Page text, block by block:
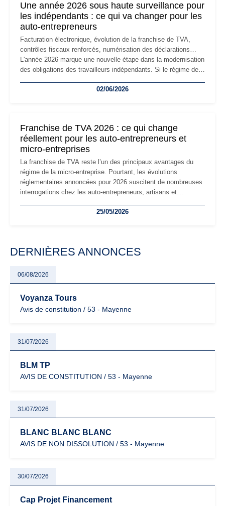
Une année 2026 sous haute surveillance pour
les indépendants : ce qui va changer pour les
auto-entrepreneurs
Facturation électronique, évolution de la franchise de TVA,
contrôles fiscaux renforcés, numérisation des déclarations…
L'année 2026 marque une nouvelle étape dans la modernisation
des obligations des travailleurs indépendants. Si le régime de
les auto-entrepreneurs devront s'adapter à un environnement
02/06/2026
Franchise de TVA 2026 : ce qui change
réellement pour les auto-entrepreneurs et
micro-entreprises
La franchise de TVA reste l’un des principaux avantages du
régime de la micro-entreprise. Pourtant, les évolutions
réglementaires annoncées pour 2026 suscitent de nombreuses
interrogations chez les auto-entrepreneurs, artisans et
facturation ou risque de bascule vers la TVA : les règles
25/05/2026
DERNIÈRES ANNONCES
06/08/2026
Voyanza Tours
Avis de constitution / 53 - Mayenne
31/07/2026
BLM TP
AVIS DE CONSTITUTION / 53 - Mayenne
31/07/2026
BLANC BLANC BLANC
AVIS DE NON DISSOLUTION / 53 - Mayenne
30/07/2026
Cap Projet Financement